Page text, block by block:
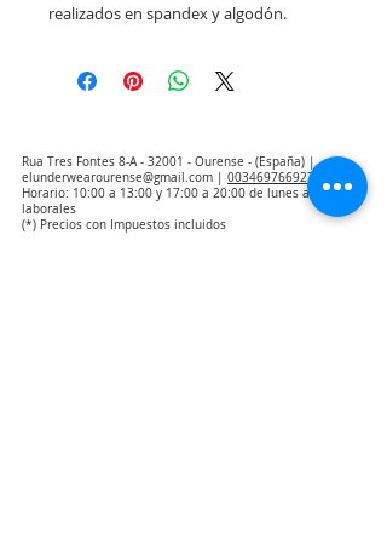
realizados en spandex y algodón.
Rua Tres Fontes 8-A - 32001 - Ourense - (España) |
elunderwearourense@gmail.com | 0034697669271
Horario: 10:00 a 13:00 y 17:00 a 20:00 de lunes a viernes
laborales
(*) Precios con Impuestos incluidos